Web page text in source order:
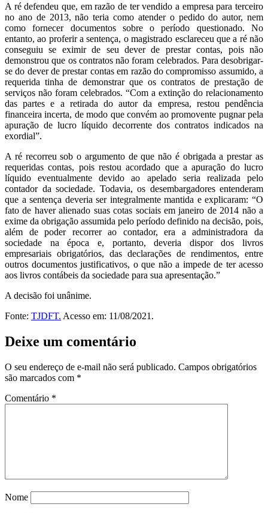
A ré defendeu que, em razão de ter vendido a empresa para terceiro
no ano de 2013, não teria como atender o pedido do autor, nem
como fornecer documentos sobre o período questionado. No
entanto, ao proferir a sentença, o magistrado esclareceu que a ré não
conseguiu se eximir de seu dever de prestar contas, pois não
demonstrou que os contratos não foram celebrados. Para desobrigar-
se do dever de prestar contas em razão do compromisso assumido, a
requerida tinha de demonstrar que os contratos de prestação de
serviços não foram celebrados. “Com a extinção do relacionamento
das partes e a retirada do autor da empresa, restou pendência
financeira incerta, de modo que convém ao promovente pugnar pela
apuração de lucro líquido decorrente dos contratos indicados na
exordial”.
A ré recorreu sob o argumento de que não é obrigada a prestar as
requeridas contas, pois restou acordado que a apuração do lucro
líquido eventualmente devido ao apelado seria realizada pelo
contador da sociedade. Todavia, os desembargadores entenderam
que a sentença deveria ser integralmente mantida e explicaram: “O
fato de haver alienado suas cotas sociais em janeiro de 2014 não a
exime da obrigação assumida pelo período definido na decisão, pois,
além de poder recorrer ao contador, era a administradora da
sociedade na época e, portanto, deveria dispor dos livros
empresariais obrigatórios, das declarações de rendimentos, entre
outros documentos justificativos, o que não a impede de ter acesso
aos livros contábeis da sociedade para sua apresentação.”
A decisão foi unânime.
Fonte: TJDFT. Acesso em: 11/08/2021.
Deixe um comentário
O seu endereço de e-mail não será publicado. Campos obrigatórios
são marcados com *
Comentário *
Nome